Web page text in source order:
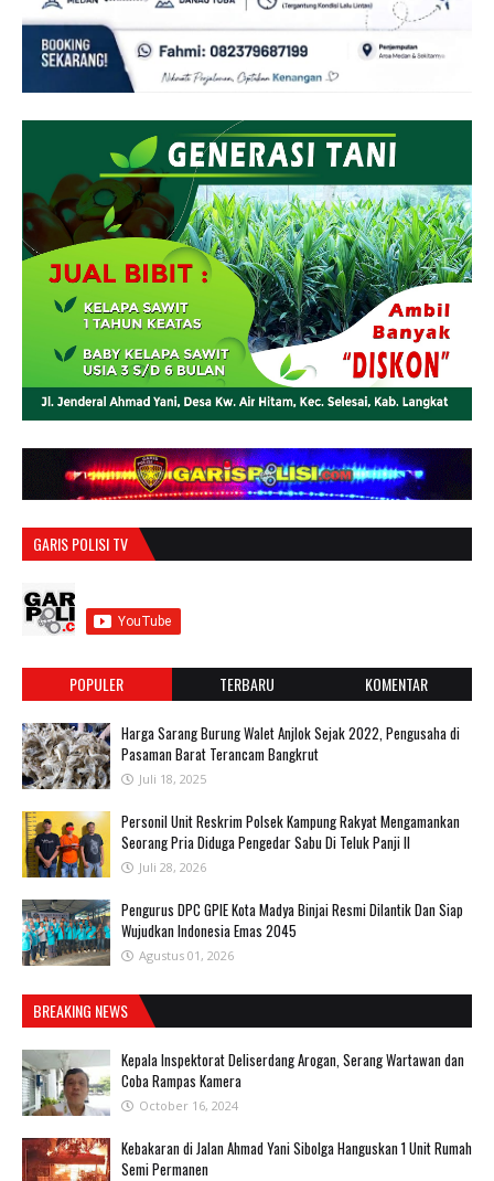
GARIS POLISI TV
POPULER TERBARU KOMENTAR
Harga Sarang Burung Walet Anjlok Sejak 2022, Pengusaha di
Pasaman Barat Terancam Bangkrut
Juli 18, 2025
Personil Unit Reskrim Polsek Kampung Rakyat Mengamankan
Seorang Pria Diduga Pengedar Sabu Di Teluk Panji II
Juli 28, 2026
Pengurus DPC GPIE Kota Madya Binjai Resmi Dilantik Dan Siap
Wujudkan Indonesia Emas 2045
Agustus 01, 2026
BREAKING NEWS
Kepala Inspektorat Deliserdang Arogan, Serang Wartawan dan
Coba Rampas Kamera
October 16, 2024
Kebakaran di Jalan Ahmad Yani Sibolga Hanguskan 1 Unit Rumah
Semi Permanen